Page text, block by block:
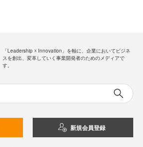
「Leadership ☓ Innovation」を軸に、企業においてビジネ
スを創出、変革していく事業開発者のためのメディアで
す。
新規会員登録